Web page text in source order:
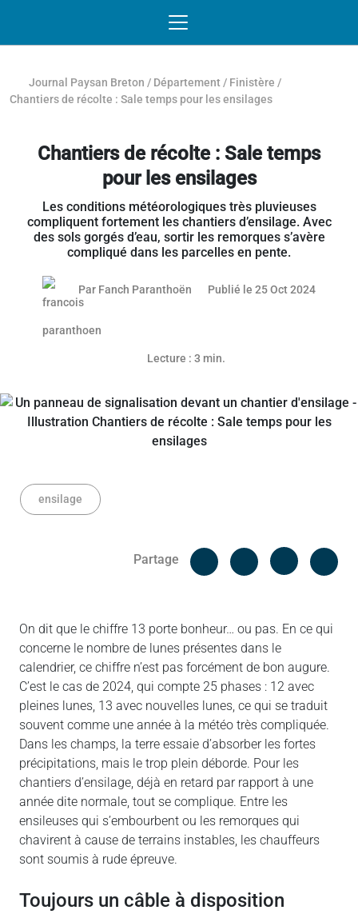
Journal Paysan Breton / Département / Finistère /
Chantiers de récolte : Sale temps pour les ensilages
Chantiers de récolte : Sale temps
pour les ensilages
Les conditions météorologiques très pluvieuses
compliquent fortement les chantiers d’ensilage. Avec
des sols gorgés d’eau, sortir les remorques s’avère
compliqué dans les parcelles en pente.
Par Fanch Paranthoën Publié le 25 Oct 202424
Lecture : 3 min.
ensilage
Partage
Facebook
On dit que le chiffre 13 porte bonheur… ou pas. En ce qui
concerne le nombre de lunes présentes dans le
calendrier, ce chiffre n’est pas forcément de bon augure.
C’est le cas de 2024, qui compte 25 phases : 12 avec
pleines lunes, 13 avec nouvelles lunes, ce qui se traduit
souvent comme une année à la météo très compliquée.
Dans les champs, la terre essaie d’absorber les fortes
précipitations, mais le trop plein déborde. Pour les
chantiers d’ensilage, déjà en retard par rapport à une
année dite normale, tout se complique. Entre les
ensileuses qui s’embourbent ou les remorques qui
chavirent à cause de terrains instables, les chauffeurs
sont soumis à rude épreuve.
toujours un câble à disposition